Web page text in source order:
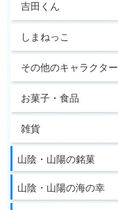
吉田くん
しまねっこ
その他のキャラクター
お菓子・食品
雑貨
山陰・山陽の銘菓
山陰・山陽の海の幸